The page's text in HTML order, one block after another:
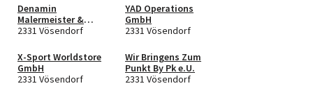
Denamin
Malermeister &
Hausbetreuung e.U.
2331 Vösendorf
YAD Operations
GmbH
2331 Vösendorf
X-Sport Worldstore
GmbH
2331 Vösendorf
Wir Bringens Zum
Punkt By Pk e.U.
2331 Vösendorf